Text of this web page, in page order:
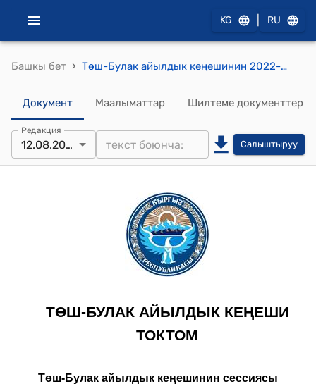
KG RU
Башкы бет › Төш-Булак айылдык кеңешинин 2022-жылдын 12-августундагы № 01-6/12 “Түзүмдүк бөлүмдөрдүн, ыйгарым укуктары боюнча протоколдор сунуштаманын негизинде түзүлүшү жөнүндө” токтому
Документ Маалыматтар Шилтеме документтер
Редакция
12.08.2022 Салыштыруу